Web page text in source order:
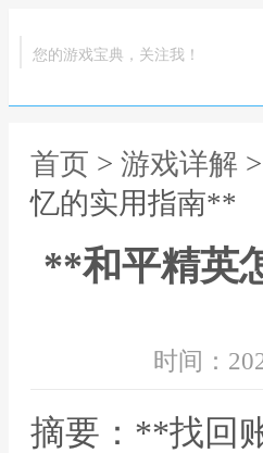
您的游戏宝典，关注我！
首页 > 游戏详解
忆的实用指南**
**和平精英
时间：
摘要：**找回